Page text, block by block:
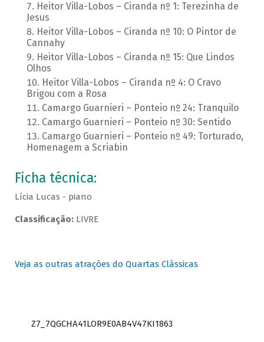
Heitor Villa-Lobos – Ciranda nº 1: Terezinha de
Jesus
Heitor Villa-Lobos – Ciranda nº 10: O Pintor de
Cannahy
Heitor Villa-Lobos – Ciranda nº 15: Que Lindos
Olhos
Heitor Villa-Lobos – Ciranda nº 4: O Cravo
Brigou com a Rosa
Camargo Guarnieri – Ponteio nº 24: Tranquilo
Camargo Guarnieri – Ponteio nº 30: Sentido
Camargo Guarnieri – Ponteio nº 49: Torturado,
Homenagem a Scriabin
Ficha técnica:
Lícia Lucas - piano
Classificação:LIVRE
Veja as outras atrações do Quartas Clássicas
Z7_7QGCHA41LOR9E0AB4V47KI1863